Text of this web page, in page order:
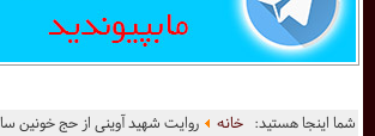
شما اینجا هستید:خانه
روایت شهید آوینی از حج خونین